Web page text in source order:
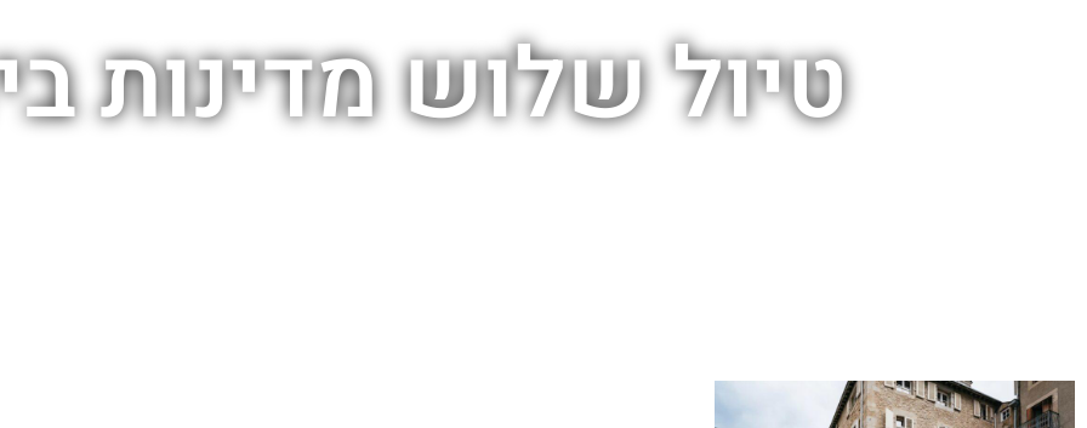
טיול שלוש מדינות